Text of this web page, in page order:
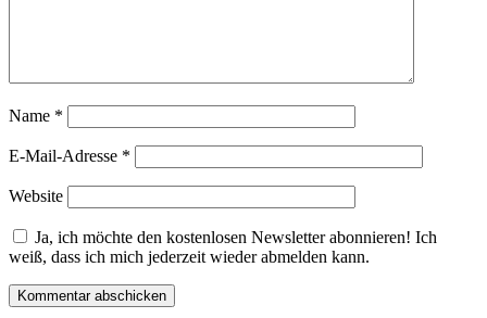
Name *
E-Mail-Adresse *
Website
Ja, ich möchte den kostenlosen Newsletter abonnieren! Ich
weiß, dass ich mich jederzeit wieder abmelden kann.